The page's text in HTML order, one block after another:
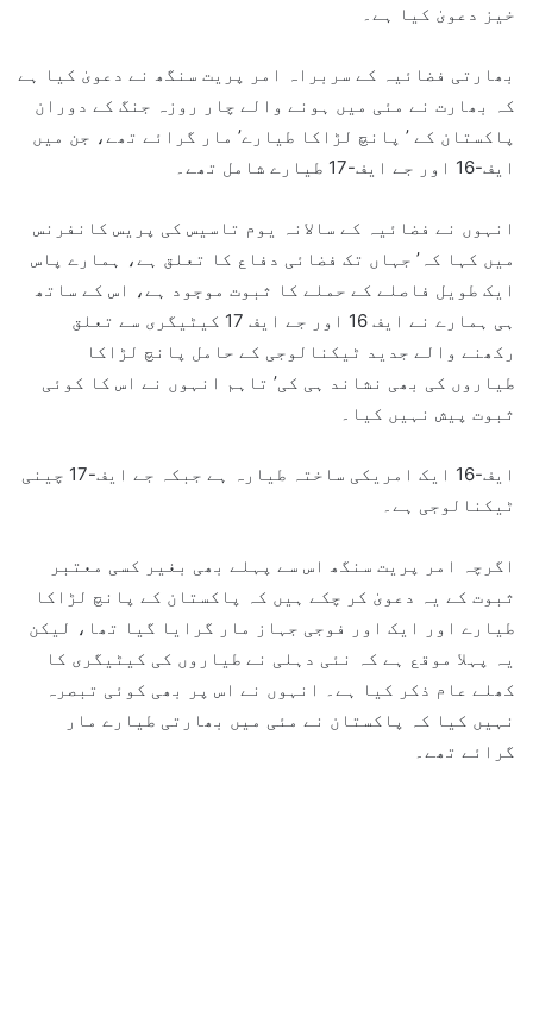
خیز دعویٰ کیا ہے۔
بھارتی فضائیہ کے سربراہ امر پریت سنگھ نے دعویٰ کیا ہے
کہ بھارت نے مئی میں ہونے والے چار روزہ جنگ کے دوران
پاکستان کے ’ پانچ لڑاکا طیارے’ مار گرائے تھے، جن میں
ایف-16 اور جے ایف-17 طیارے شامل تھے۔
انہوں نے فضائیہ کے سالانہ یوم تاسیس کی پریس کانفرنس
میں کہا کہ’ جہاں تک فضائی دفاع کا تعلق ہے، ہمارے پاس
ایک طویل فاصلے کے حملے کا ثبوت موجود ہے، اس کے ساتھ
ہی ہمارے نے ایف 16 اور جے ایف 17 کیٹیگری سے تعلق
رکھنے والے جدید ٹیکنالوجی کے حامل پانچ لڑاکا
طیاروں کی بھی نشاند ہی کی’ تاہم انہوں نے اس کا کوئی
ثبوت پیش نہیں کیا۔
ایف-16 ایک امریکی ساختہ طیارہ ہے جبکہ جے ایف-17 چینی
ٹیکنالوجی ہے۔
اگرچہ امر پریت سنگھ اس سے پہلے بھی بغیر کسی معتبر
ثبوت کے یہ دعویٰ کر چکے ہیں کہ پاکستان کے پانچ لڑاکا
طیارے اور ایک اور فوجی جہاز مار گرایا گیا تھا، لیکن
یہ پہلا موقع ہے کہ نئی دہلی نے طیاروں کی کیٹیگری کا
کھلے عام ذکر کیا ہے۔ انہوں نے اس پر بھی کوئی تبصرہ
نہیں کیا کہ پاکستان نے مئی میں بھارتی طیارے مار
گرائے تھے۔